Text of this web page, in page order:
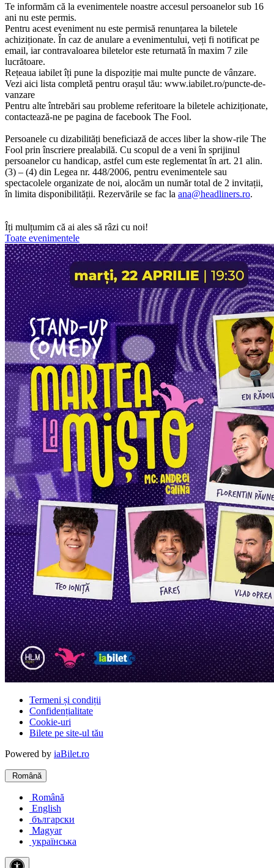
Te informăm că la evenimentele noastre accesul persoanelor sub 16
ani nu este permis.
Pentru acest eveniment nu este permisă renunțarea la biletele
achiziționate. În caz de anulare a evenimentului, veți fi notificat pe
email, iar contravaloarea biletelor este returnată în maxim 7 zile
lucrătoare.
Rețeaua iabilet îți pune la dispoziție mai multe puncte de vânzare.
Vezi aici lista completă pentru orașul tău: www.iabilet.ro/puncte-de-
vanzare
Pentru alte întrebări sau probleme referitoare la biletele achiziționate,
contactează-ne pe pagina de facebook The Fool.
Persoanele cu dizabilități beneficiază de acces liber la show-rile The
Fool prin înscriere prealabilă. Cu scopul de a veni în sprijinul
persoanelor cu handicap, astfel cum este reglementat în art. 21 alin.
(3) – (4) din Legea nr. 448/2006, pentru evenimentele sau
spectacolele organizate de noi, alocăm un număr total de 2 invitații,
în limita disponibilității. Rezervările se fac la ana@headliners.ro.
Îți mulțumim că ai ales să râzi cu noi!
Toate evenimentele
Termeni și condiții
Confidențialitate
Cookie-uri
Bilete pe site-ul tău
Powered by iaBilet.ro
Română
Română
English
български
Magyar
українська